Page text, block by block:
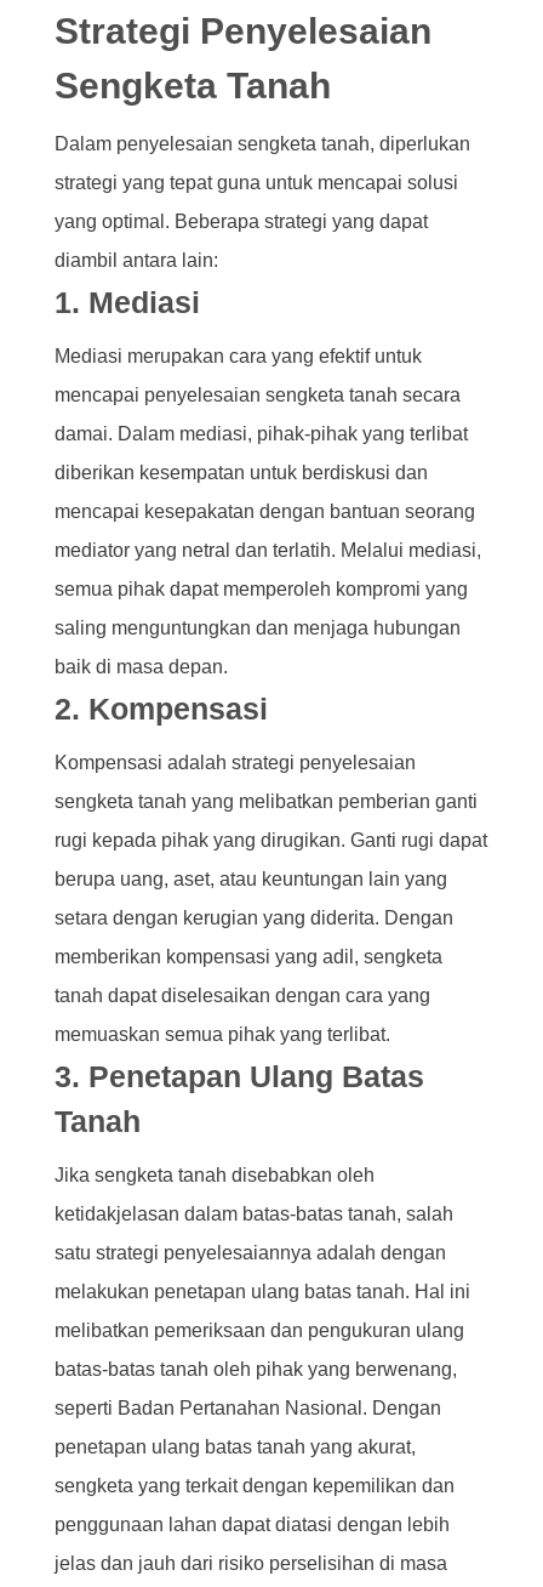
Strategi Penyelesaian
Sengketa Tanah
Dalam penyelesaian sengketa tanah, diperlukan
strategi yang tepat guna untuk mencapai solusi
yang optimal. Beberapa strategi yang dapat
diambil antara lain:
1. Mediasi
Mediasi merupakan cara yang efektif untuk
mencapai penyelesaian sengketa tanah secara
damai. Dalam mediasi, pihak-pihak yang terlibat
diberikan kesempatan untuk berdiskusi dan
mencapai kesepakatan dengan bantuan seorang
mediator yang netral dan terlatih. Melalui mediasi,
semua pihak dapat memperoleh kompromi yang
saling menguntungkan dan menjaga hubungan
baik di masa depan.
2. Kompensasi
Kompensasi adalah strategi penyelesaian
sengketa tanah yang melibatkan pemberian ganti
rugi kepada pihak yang dirugikan. Ganti rugi dapat
berupa uang, aset, atau keuntungan lain yang
setara dengan kerugian yang diderita. Dengan
memberikan kompensasi yang adil, sengketa
tanah dapat diselesaikan dengan cara yang
memuaskan semua pihak yang terlibat.
3. Penetapan Ulang Batas
Tanah
Jika sengketa tanah disebabkan oleh
ketidakjelasan dalam batas-batas tanah, salah
satu strategi penyelesaiannya adalah dengan
melakukan penetapan ulang batas tanah. Hal ini
melibatkan pemeriksaan dan pengukuran ulang
batas-batas tanah oleh pihak yang berwenang,
seperti Badan Pertanahan Nasional. Dengan
penetapan ulang batas tanah yang akurat,
sengketa yang terkait dengan kepemilikan dan
penggunaan lahan dapat diatasi dengan lebih
jelas dan jauh dari risiko perselisihan di masa